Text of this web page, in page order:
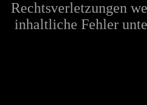
Rechtsverletzungen
inhaltliche Fehler